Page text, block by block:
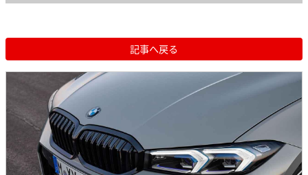
記事へ戻る